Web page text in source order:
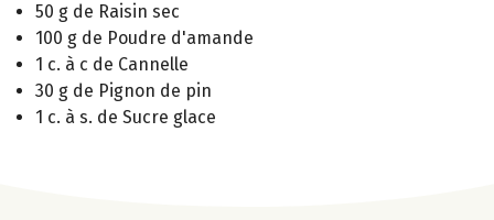
50 g de Raisin sec
100 g de Poudre d'amande
1 c. à c de Cannelle
30 g de Pignon de pin
1 c. à s. de Sucre glace